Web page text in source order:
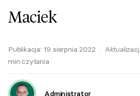
Maciek
Publikacja: 19 sierpnia 2022 ·
min czytania
Administrator